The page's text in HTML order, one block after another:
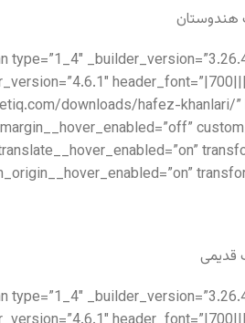
downloads/hafez-khanlari/